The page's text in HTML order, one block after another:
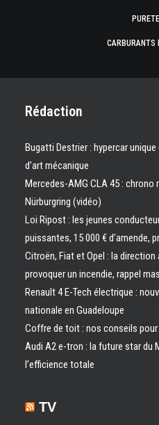
CARBURANTS
Rédaction
Bugatti Destrier : hypercar
d’art mécanique
Mercedes-AMG CLA 45 : chrono
Nürburgring (vidéo)
Loi Ripost : les jeunes
puissantes, 15 000 € d’amende,
Citroën, Fiat et Opel : la
provoquer un incendie, rappel
Renault 4 E-Tech électrique :
nationale en Guadeloupe
Coffre de toit : nos conseils
Audi A2 e-tron : la future star du
l’efficience totale
TV